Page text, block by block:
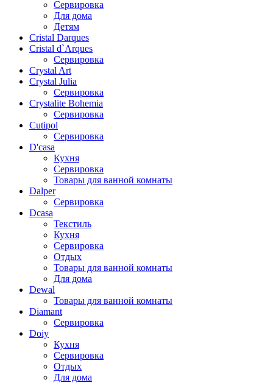
Сервировка
Для дома
Детям
Cristal Darques
Cristal d`Arques
Сервировка
Crystal Art
Crystal Julia
Сервировка
Crystalite Bohemia
Сервировка
Cutipol
Сервировка
D'casa
Кухня
Сервировка
Товары для ванной комнаты
Dalper
Сервировка
Dcasa
Текстиль
Кухня
Сервировка
Отдых
Товары для ванной комнаты
Для дома
Dewal
Товары для ванной комнаты
Diamant
Сервировка
Doiy
Кухня
Сервировка
Отдых
Для дома